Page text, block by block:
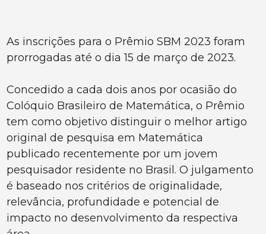
As inscrições para o Prêmio SBM 2023 foram
prorrogadas até o dia 15 de março de 2023.
Concedido a cada dois anos por ocasião do
Colóquio Brasileiro de Matemática, o Prêmio
tem como objetivo distinguir o melhor artigo
original de pesquisa em Matemática
publicado recentemente por um jovem
pesquisador residente no Brasil. O julgamento
é baseado nos critérios de originalidade,
relevância, profundidade e potencial de
impacto no desenvolvimento da respectiva